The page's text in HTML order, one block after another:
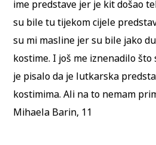
ime predstave jer je kit došao
su bile tu tijekom cijele
su mi masline jer su bile jako
kostime. I još me iznenadilo
je pisalo da je lutkarska
kostimima. Ali na to nemam
Mihaela Barin, 11